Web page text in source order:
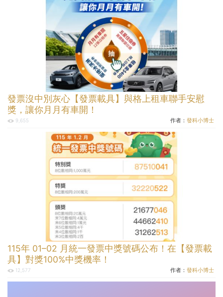
發票沒中別灰心【發票載具】與格上租車聯手安慰
獎，讓你月月有車開！
9,655 作者： 發科小博士
115年 01–02 月統一發票中獎號碼公布！在【發票載
具】對獎100%中獎機率！
12,577 作者： 發科小博士